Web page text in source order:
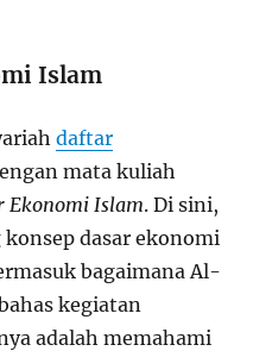
Islam
daftar
mata kuliah
Ekonomi Islam. Di sini,
dasar ekonomi
bagaimana Al-
kegiatan
adalah memahami